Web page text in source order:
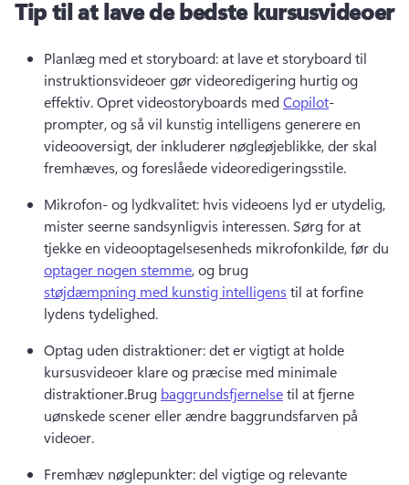
Tip til at lave de bedste kursusvideoer
Planlæg med et storyboard: at lave et storyboard til
instruktionsvideoer gør videoredigering hurtig og
effektiv. Opret videostoryboards med Copilot-
prompter, og så vil kunstig intelligens generere en
videooversigt, der inkluderer nøgleøjeblikke, der skal
fremhæves, og foreslåede videoredigeringsstile.
Mikrofon- og lydkvalitet: hvis videoens lyd er utydelig,
mister seerne sandsynligvis interessen. Sørg for at
tjekke en videooptagelsesenheds mikrofonkilde, før du
optager nogen stemme, og brug
støjdæmpning med kunstig intelligens til at forfine
lydens tydelighed.
Optag uden distraktioner: det er vigtigt at holde
kursusvideoer klare og præcise med minimale
distraktioner.Brug baggrundsfjernelse til at fjerne
uønskede scener eller ændre baggrundsfarven på
videoer.
Fremhæv nøglepunkter: del vigtige og relevante